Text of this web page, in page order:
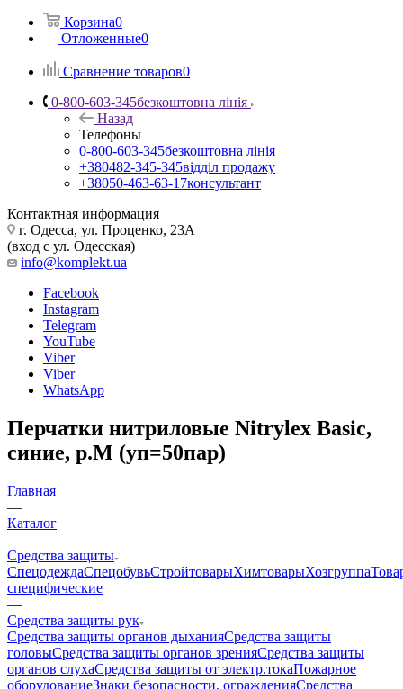
Корзина0
Отложенные0
Сравнение товаров0
0-800-603-345безкоштовна лінія
Назад
Телефоны
0-800-603-345безкоштовна лінія
+380482-345-345відділ продажу
+38050-463-63-17консультант
Контактная информация
г. Одесса, ул. Проценко, 23А
(вход с ул. Одесская)
info@komplekt.ua
Facebook
Instagram
Telegram
YouTube
Viber
Viber
WhatsApp
Перчатки нитриловые Nitrylex Basic,
синие, р.М (уп=50пар)
Главная
—
Каталог
—
Средства защиты
СпецодеждаСпецобувьСтройтоварыХимтоварыХозгруппа
специфические
—
Средства защиты рук
Средства защиты органов дыханияСредства защиты
головыСредства защиты органов зренияСредства защиты
органов слухаСредства защиты от электр.токаПожарное
оборудованиеЗнаки безопасности, огражденияСредства